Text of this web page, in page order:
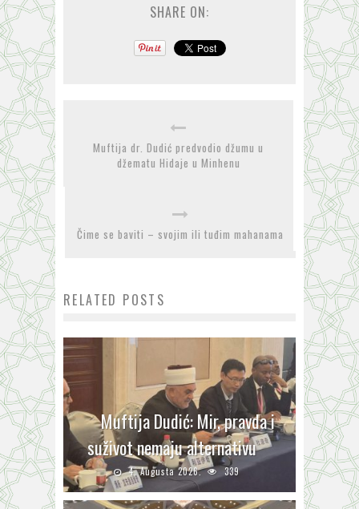
SHARE ON:
Muftija dr. Dudić predvodio džumu u
džematu Hidaje u Minhenu
Čime se baviti – svojim ili tuđim mahanama
RELATED POSTS
Muftija Dudić: Mir, pravda i
suživot nemaju alternativu
4. Augusta 2026. 339